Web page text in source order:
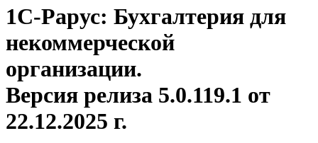
1С-Рарус: Бухгалтерия для
некоммерческой
организации.
Версия релиза 5.0.119.1 от
22.12.2025 г.